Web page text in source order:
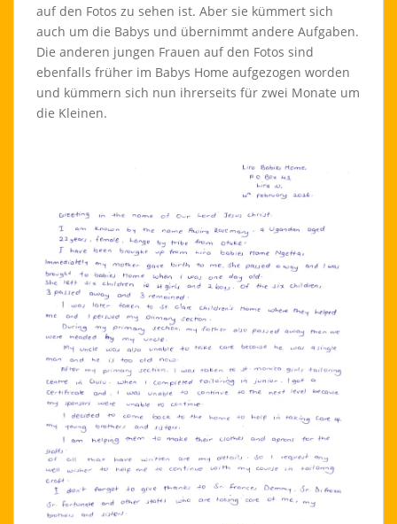
auf den Fotos zu sehen ist. Aber sie kümmert sich
auch um die Babys und übernimmt andere Aufgaben.
Die anderen jungen Frauen auf den Fotos sind
ebenfalls früher im Babys Home aufgezogen worden
und kümmern sich nun ihrerseits für zwei Monate um
die Kleinen.